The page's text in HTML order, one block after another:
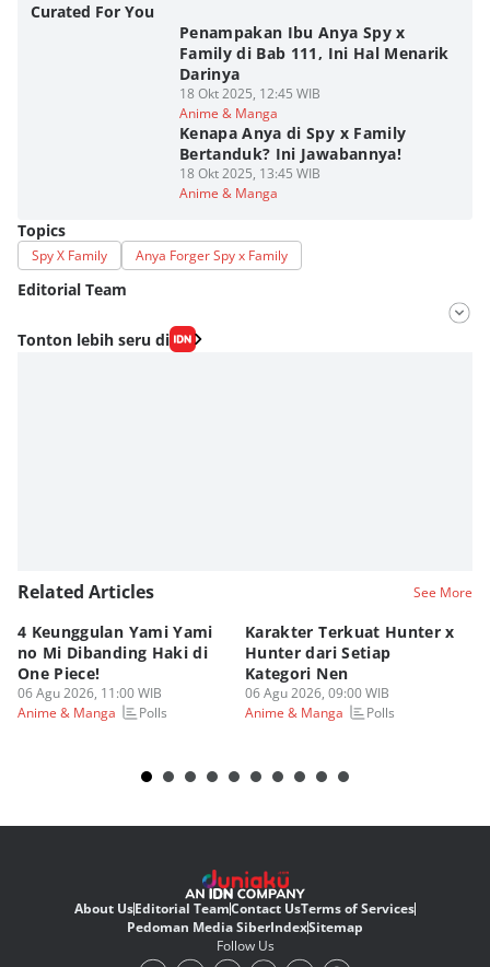
Curated For You
Penampakan Ibu Anya Spy x
Family di Bab 111, Ini Hal Menarik
Darinya
18 Okt 2025, 12:45 WIB
Anime & Manga
Kenapa Anya di Spy x Family
Bertanduk? Ini Jawabannya!
18 Okt 2025, 13:45 WIB
Anime & Manga
Topics
Spy X Family Anya Forger Spy x Family
Editorial Team
Editor
Fahrul Razi Uni Nurullah
Tonton lebih seru di
Related Articles See More
4 Keunggulan Yami Yami
no Mi Dibanding Haki di
One Piece!
06 Agu 2026, 11:00 WIB
Anime & Manga
Polls
Karakter Terkuat Hunter x
Hunter dari Setiap
Kategori Nen
06 Agu 2026, 09:00 WIB
Anime & Manga
Polls
About UsEditorial TeamContact UsTerms of Services
Pedoman Media SiberIndexSitemap
Follow Us